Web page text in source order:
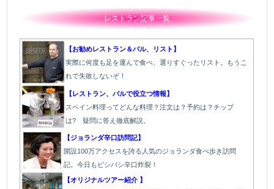
レストラン記事一覧
【お勧めレストラン＆バル、リスト】
実際に何度も足を運んで食べ、選りすぐったリスト。もうこ
れで失敗しないぞ！
【レストラン、バルで役立つ情報】
スペイン料理ってどんな料理？注文は？予約は？チップ
は? 疑問に答え徹底解説。
【ジョランダ辛口訪問記】
開設100万アクセスを誇る人気のジョランダ食べ歩き訪問
記。今日もビシバシ辛口炸裂！
【オリジナルツアー紹介 】